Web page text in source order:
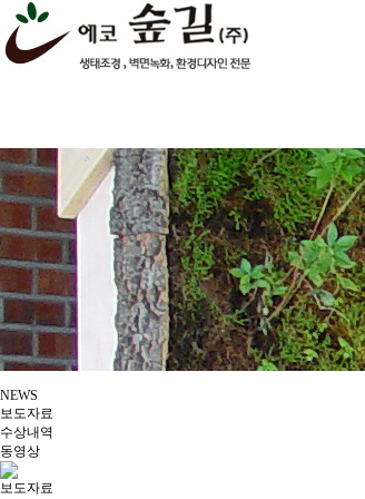
NEWS
보도자료
수상내역
동영상
보도자료